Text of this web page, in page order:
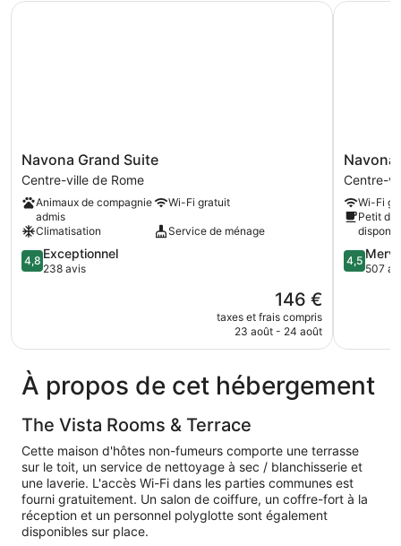
Navona
Grand
Suite
Centre-
ville
de
Rome
Navona Grand Suite
Centre-ville de Rome
Animaux de compagnie
admis
Wi-Fi gratuit
Climatisation Service de ménage
4.8
sur
4,8 Exceptionnel
238 avis
Le
nouveau
prix
146 €
taxes et frais compris
23 août - 24 août
Navona Grand Suite
Navona
Theatre
Hotel
Centre-
ville
Rome
Navona
Centre-
Wi-Fi
Petit
4.5
sur
4,5
507
Navona
À propos de cet hébergement
The Vista Rooms & Terrace
Cette maison d'hôtes non-fumeurs comporte une terrasse
sur le toit, un service de nettoyage à sec / blanchisserie et
une laverie. L'accès Wi-Fi dans les parties communes est
fourni gratuitement. Un salon de coiffure, un coffre-fort à la
réception et un personnel polyglotte sont également
disponibles sur place.